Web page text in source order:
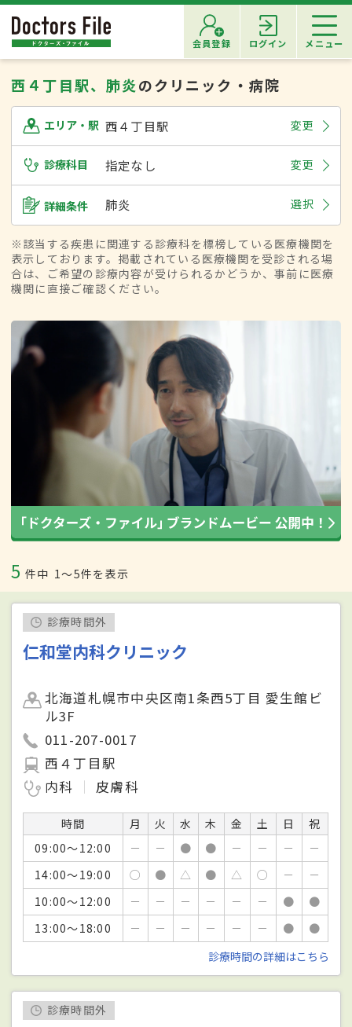
会員登録 ログイン メニュー
西４丁目駅、肺炎のクリニック・病院
エリア・駅 西４丁目駅 変更
診療科目 指定なし 変更
詳細条件 肺炎 選択
※該当する疾患に関連する診療科を標榜している医療機関を
表示しております。掲載されている医療機関を受診される場
合は、ご希望の診療内容が受けられるかどうか、事前に医療
機関に直接ご確認ください。
5 件中 1〜5件を表示
診療時間外
仁和堂内科クリニック
北海道札幌市中央区南1条西5丁目 愛生館ビ
ル3F
011-207-0017
西４丁目駅
内科
皮膚科
時間 月 火 水 木 金 土 日
祝
09:00～12:00
－ － ● ● － － －
－
14:00～19:00
○ ● △ ● △ ○ －
－
10:00～12:00
－ － － － － － ●
●
13:00～18:00
－ － － － － － ●
●
診療時間の詳細はこちら
診療時間外